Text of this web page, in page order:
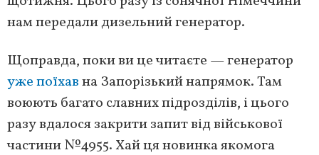
нам передали дизельний генератор.
Щоправда, поки ви це читаєте — генератор
уже поїхавна Запорізький напрямок. Там
воюють багато славних підрозділів, і цього
разу вдалося закрити запит від військової
частини №4955. Хай ця новинка якомога